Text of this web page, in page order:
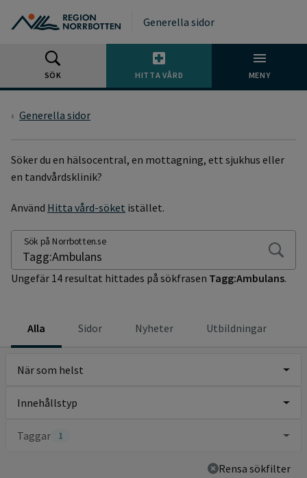
Generella sidor
SÖK HITTA VÅRD MENY
Generella sidor
SÖKSIDA
Söker du en hälsocentral, en mottagning, ett sjukhus eller
en tandvårdsklinik?
Använd Hitta vård-söket istället.
Sök på Norrbotten.se
Ungefär 14 resultat hittades på sökfrasen Tagg:Ambulans.
Alla Sidor Nyheter Utbildningar
När som helst
Innehållstyp
Taggar 1
Rensa sökfilter